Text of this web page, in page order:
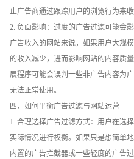
止广告商通过跟踪用户的浏览行为来收
2. 负面影响：过度的广告过滤可能会
广告收入的网站来说，如果用户大规
的收入减少，进而影响网站的内容质
展程序可能会误判一些非广告内容为
无法正常使用。
四、如何平衡广告过滤与网站运营
1. 合理选择广告过滤方式：用户在选
实际情况进行权衡。如果只是想简单
内置的广告拦截器或一些轻度的广告